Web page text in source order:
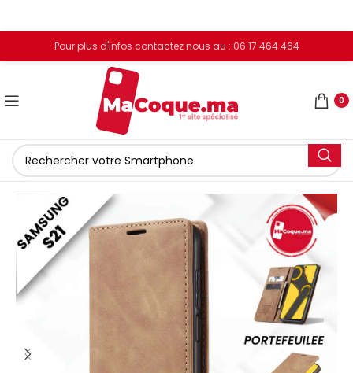
Pour plus d'infos contactez nous au : 06 17 464 464
0